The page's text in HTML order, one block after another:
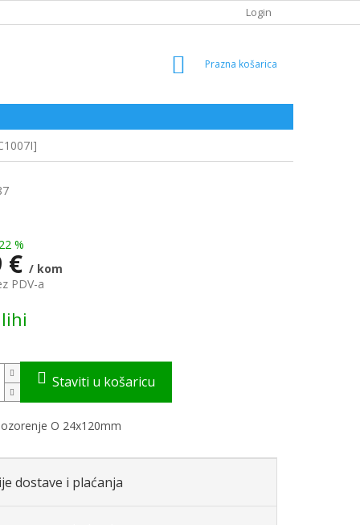
Login
SHOPPING
%
€ / kom
PDV-a
O 24x120mm
dostave i plaćanja